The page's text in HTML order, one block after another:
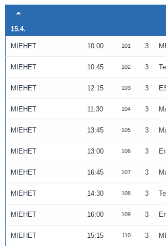
15.4.
MIEHET 10:00 101 3
MIEHET 10:45 102 3
MIEHET 12:15 103 3
MIEHET 11:30 104 3
MIEHET 13:45 105 3
MIEHET 13:00 106 3
MIEHET 16:45 107 3
MIEHET 14:30 108 3
MIEHET 16:00 109 3
MIEHET 15:15 110 3